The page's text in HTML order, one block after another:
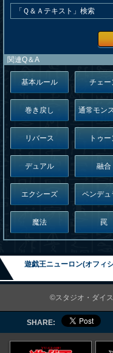
関連Q＆A
基本ルール チェー
巻き戻し 通常モン
リバース トゥー
デュアル 融合
エクシーズ ペンデュ
魔法 罠
遊戯王ニューロン(オフィ
©スタジオ・ダイ
SHARE: